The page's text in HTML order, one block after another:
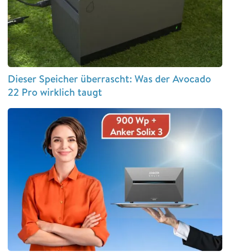
Dieser Speicher überrascht: Was der Avocado
22 Pro wirklich taugt